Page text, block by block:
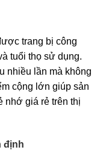
trang bị công
tuổi thọ sử dụng.
nhiều lần mà không
cộng lớn giúp sản
nhớ giá rẻ trên thị
định